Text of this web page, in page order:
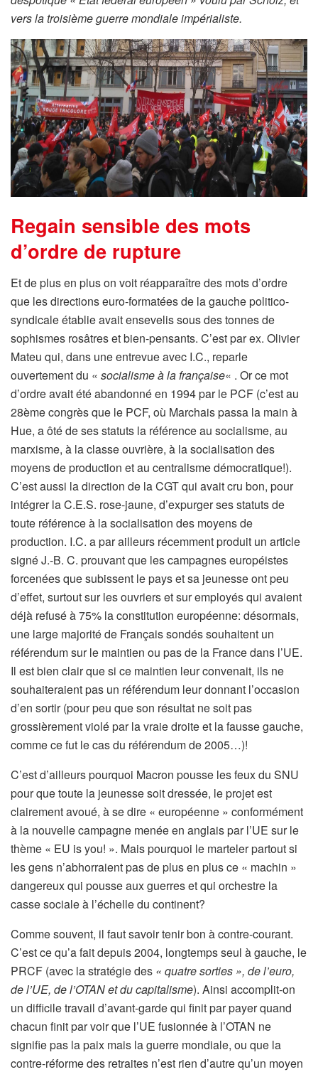
vers la troisième guerre mondiale impérialiste.
Regain sensible des mots
d’ordre de rupture
Et de plus en plus on voit réapparaître des mots d’ordre
que les directions euro-formatées de la gauche politico-
syndicale établie avait ensevelis sous des tonnes de
sophismes rosâtres et bien-pensants. C’est par ex. Olivier
Mateu qui, dans une entrevue avec I.C., reparle
ouvertement du « socialisme à la française« . Or ce mot
d’ordre avait été abandonné en 1994 par le PCF (c’est au
28ème congrès que le PCF, où Marchais passa la main à
Hue, a ôté de ses statuts la référence au socialisme, au
marxisme, à la classe ouvrière, à la socialisation des
moyens de production et au centralisme démocratique!).
C’est aussi la direction de la CGT qui avait cru bon, pour
intégrer la C.E.S. rose-jaune, d’expurger ses statuts de
toute référence à la socialisation des moyens de
production. I.C. a par ailleurs récemment produit un article
signé J.-B. C. prouvant que les campagnes européistes
forcenées que subissent le pays et sa jeunesse ont peu
d’effet, surtout sur les ouvriers et sur employés qui avaient
déjà refusé à 75% la constitution européenne: désormais,
une large majorité de Français sondés souhaitent un
référendum sur le maintien ou pas de la France dans l’UE.
Il est bien clair que si ce maintien leur convenait, ils ne
souhaiteraient pas un référendum leur donnant l’occasion
d’en sortir (pour peu que son résultat ne soit pas
grossièrement violé par la vraie droite et la fausse gauche,
comme ce fut le cas du référendum de 2005…)!
C’est d’ailleurs pourquoi Macron pousse les feux du SNU
pour que toute la jeunesse soit dressée, le projet est
clairement avoué, à se dire « européenne » conformément
à la nouvelle campagne menée en anglais par l’UE sur le
thème « EU is you! ». Mais pourquoi le marteler partout si
les gens n’abhorraient pas de plus en plus ce « machin »
dangereux qui pousse aux guerres et qui orchestre la
casse sociale à l’échelle du continent?
Comme souvent, il faut savoir tenir bon à contre-courant.
C’est ce qu’a fait depuis 2004, longtemps seul à gauche, le
PRCF (avec la stratégie des « quatre sorties », de l’euro,
de l’UE, de l’OTAN et du capitalisme). Ainsi accomplit-on
un difficile travail d’avant-garde qui finit par payer quand
chacun finit par voir que l’UE fusionnée à l’OTAN ne
signifie pas la paix mais la guerre mondiale, ou que la
contre-réforme des retraites n’est rien d’autre qu’un moyen